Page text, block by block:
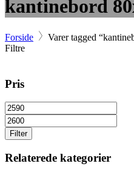
kantinebord
Forside
Varer tagged
Filtre
Pris
Filter
Relaterede kategorier